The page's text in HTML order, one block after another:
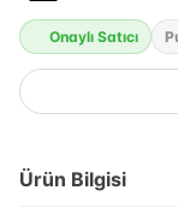
Onaylı Satıcı
Ürün Bilgisi